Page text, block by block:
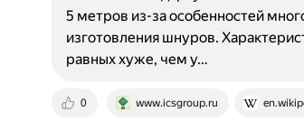
0 www.icsgroup.ru
5 метров из-за особенностей
изготовления шнуров.
равных хуже, чем у…